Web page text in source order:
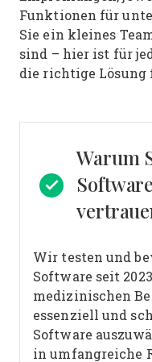
Funktionen für
Sie ein kleines
sind – hier ist für
die richtige Lösung
Warum
Wir testen und
Software seit
medizinischen
essenziell und
Software
in umfangreiche